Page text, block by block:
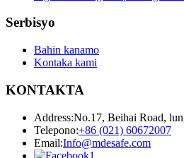
Serbisyo
Bahin kanamo
Kontaka kami
KONTAKTA
Address:No.17, Beihai Road,
Telepono:+86 (021) 60672007
Email:Info@mdesafe.com